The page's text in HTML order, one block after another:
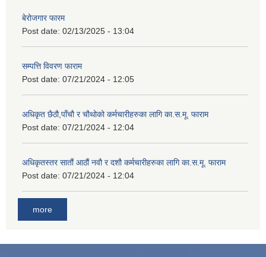
बेरोजगार फारम
Post date: 02/13/2025 - 13:04
सम्पत्ति विवरण फाराम
Post date: 07/21/2024 - 12:05
अधिकृत छैठौ,पाँचौ र चौथोको कर्मचारीहरुका लागि का.स.मू. फाराम
Post date: 07/21/2024 - 12:04
अधिकृतस्तर सातौं आठौं नवौ र दशौ कर्मचारीहरुका लागि का.स.मू. फाराम
Post date: 07/21/2024 - 12:04
more